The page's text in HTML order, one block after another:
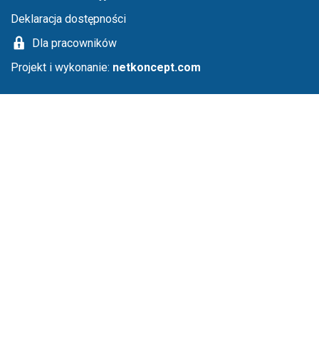
Deklaracja dostępności
Dla pracowników
Projekt i wykonanie: netkoncept.com